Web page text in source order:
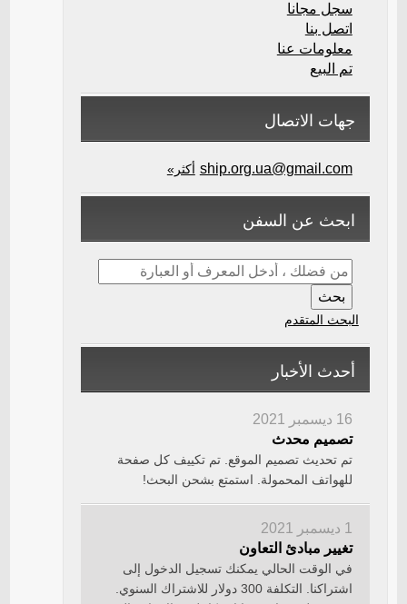
سجل مجانا
اتصل بنا
معلومات عنا
تم البيع
جهات الاتصال
ship.org.ua@gmail.com أكثر»
ابحث عن السفن
البحث المتقدم
أحدث الأخبار
16 ديسمبر 2021
تصميم محدث
تم تحديث تصميم الموقع. تم تكييف كل صفحة
للهواتف المحمولة. استمتع بشحن البحث!
1 ديسمبر 2021
تغيير مبادئ التعاون
في الوقت الحالي يمكنك تسجيل الدخول إلى
اشتراكنا. التكلفة 300 دولار للاشتراك السنوي.